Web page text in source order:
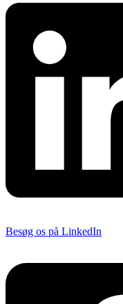
Besøg os på LinkedIn